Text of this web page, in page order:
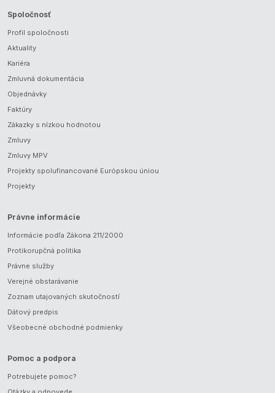
Spoločnosť
Profil spoločnosti
Aktuality
Kariéra
Zmluvná dokumentácia
Objednávky
Faktúry
Zákazky s nízkou hodnotou
Zmluvy
Zmluvy MPV
Projekty spolufinancované Európskou úniou
Projekty
Právne informácie
Informácie podľa Zákona 211/2000
Protikorupčná politika
Právne služby
Verejné obstarávanie
Zoznam utajovaných skutočností
Dátový predpis
Všeobecné obchodné podmienky
Pomoc a podpora
Potrebujete pomoc?